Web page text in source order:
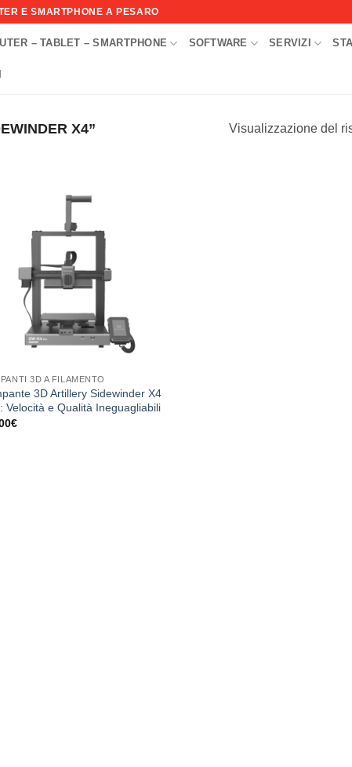
E SMARTPHONE A PESARO
– TABLET – SMARTPHONE SOFTWARE SERVIZI
X4” Visualizzazione del
3D A FILAMENTO
3D Artillery Sidewinder X4
Velocità e Qualità Ineguagliabili
€